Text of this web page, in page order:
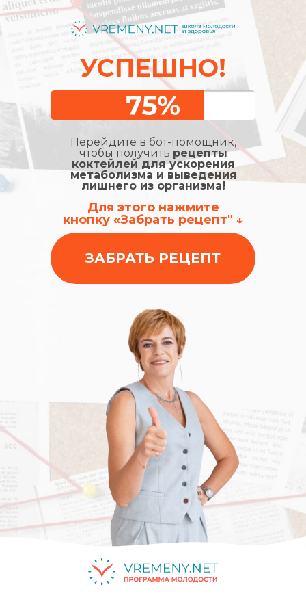
Для этого нажмите
кнопку «Забрать рецепт" ↓
УСПЕШНО!
Перейдите в бот-помощник,
чтобы получить рецепты
коктейлей для ускорения
метаболизма и выведения
лишнего из организма!
ЗАБРАТЬ РЕЦЕПТ